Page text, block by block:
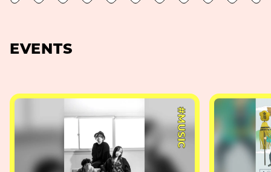
EVENTS
#MUSIC